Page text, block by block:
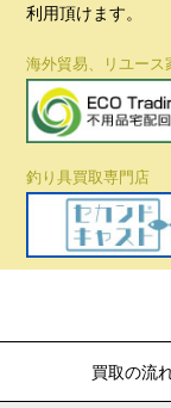
利用頂けます。
海外貿易、リユース
釣り具買取専門店
買取の流